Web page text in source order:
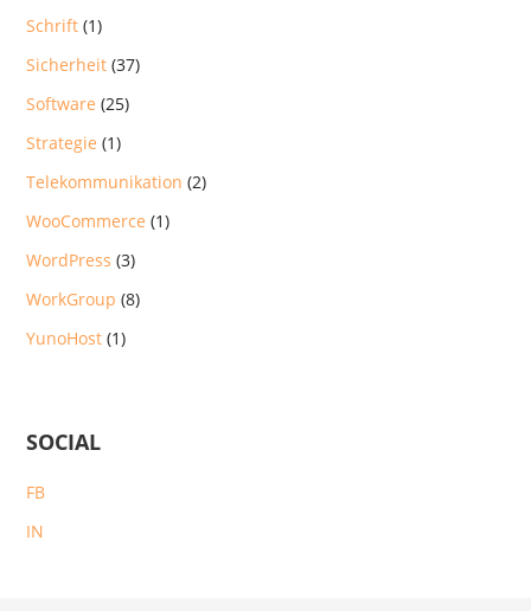
Schrift (1)
Sicherheit (37)
Software (25)
Strategie (1)
Telekommunikation (2)
WooCommerce (1)
WordPress (3)
WorkGroup (8)
YunoHost (1)
SOCIAL
FB
IN